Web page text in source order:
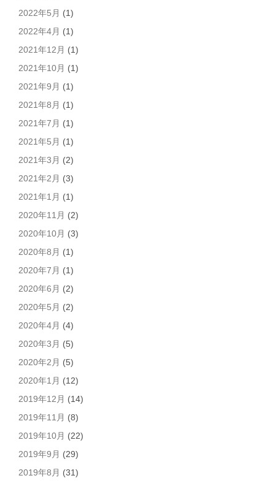
2022年5月 (1)
2022年4月 (1)
2021年12月 (1)
2021年10月 (1)
2021年9月 (1)
2021年8月 (1)
2021年7月 (1)
2021年5月 (1)
2021年3月 (2)
2021年2月 (3)
2021年1月 (1)
2020年11月 (2)
2020年10月 (3)
2020年8月 (1)
2020年7月 (1)
2020年6月 (2)
2020年5月 (2)
2020年4月 (4)
2020年3月 (5)
2020年2月 (5)
2020年1月 (12)
2019年12月 (14)
2019年11月 (8)
2019年10月 (22)
2019年9月 (29)
2019年8月 (31)